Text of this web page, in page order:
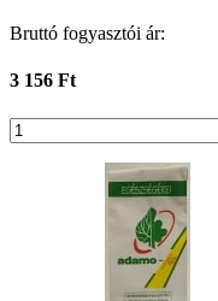
Bruttó fogyasztói ár:
3 156 Ft